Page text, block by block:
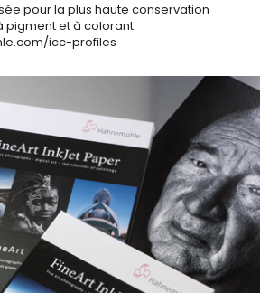
pour la plus haute conservation
pigment et à colorant
icc-profiles